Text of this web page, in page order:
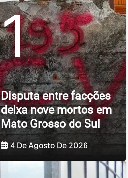
1
Disputa entre facções
deixa nove mortos em
Mato Grosso do Sul
4 De Agosto De 2026